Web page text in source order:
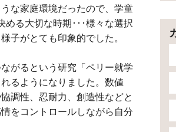
な家庭環境だったので、学童
める大切な時期･･･様々な選択
子がとても印象的でした。
がるという研究「ペリー就学
るようになりました。数値
調性、忍耐力、創造性などと
をコントロールしながら自分